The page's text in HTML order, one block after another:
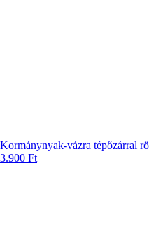
Kormánynyak-vázra tépőzárral
3.900 Ft